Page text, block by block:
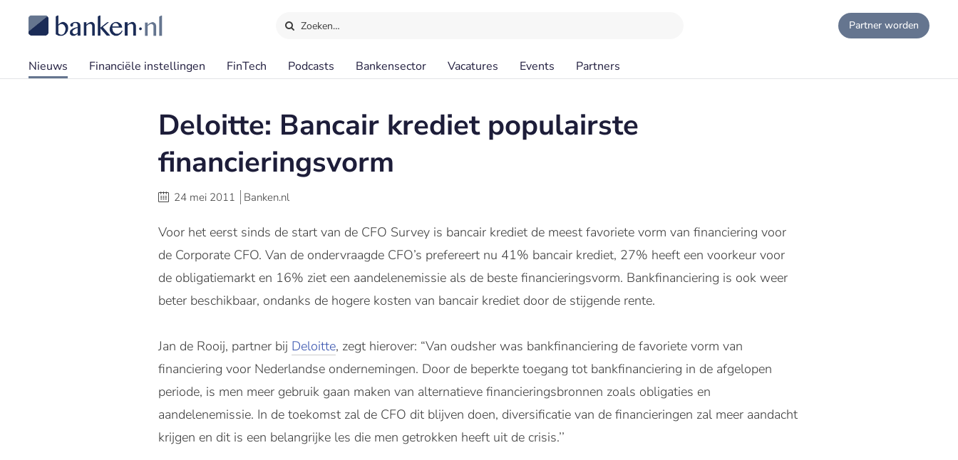
Zoeken… Partner worden
Nieuws Financiële instellingen FinTech Podcasts Bankensector Vacatures Events Partners
Deloitte: Bancair krediet populairste
financieringsvorm
24 mei 2011 Banken.nl
Voor het eerst sinds de start van de CFO Survey is bancair krediet de meest favoriete vorm van financiering voor
de Corporate CFO. Van de ondervraagde CFO’s prefereert nu 41% bancair krediet, 27% heeft een voorkeur voor
de obligatiemarkt en 16% ziet een aandelenemissie als de beste financieringsvorm. Bankfinanciering is ook weer
beter beschikbaar, ondanks de hogere kosten van bancair krediet door de stijgende rente.
Jan de Rooij, partner bij Deloitte, zegt hierover: “Van oudsher was bankfinanciering de favoriete vorm van
financiering voor Nederlandse ondernemingen. Door de beperkte toegang tot bankfinanciering in de afgelopen
periode, is men meer gebruik gaan maken van alternatieve financieringsbronnen zoals obligaties en
aandelenemissie. In de toekomst zal de CFO dit blijven doen, diversificatie van de financieringen zal meer aandacht
krijgen en dit is een belangrijke les die men getrokken heeft uit de crisis.’’